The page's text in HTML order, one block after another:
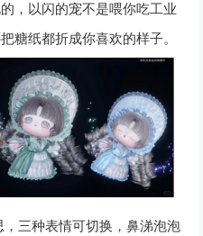
，以闪的宠不是喂你吃工业
糖纸都折成你喜欢的样子。
三种表情可切换，鼻涕泡泡